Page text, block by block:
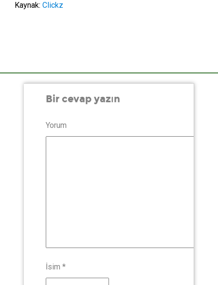
Kaynak: Clickz
Bir cevap yazın
Yorum
İsim *